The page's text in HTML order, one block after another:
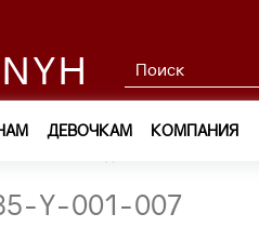
ДЕВОЧКАМ КОМПАНИЯ
Y-001-007